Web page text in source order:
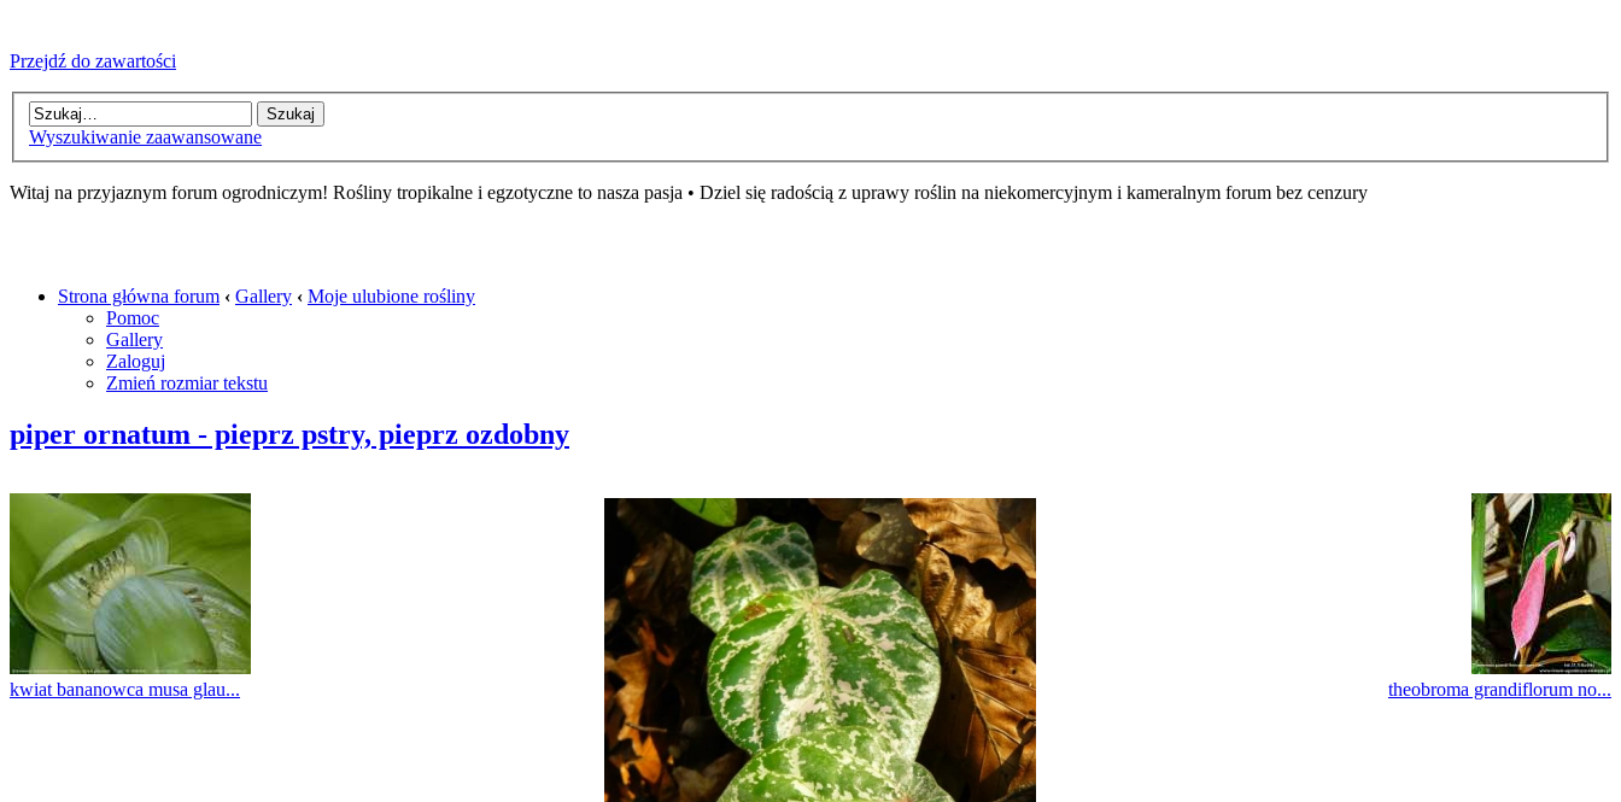
Przejdź do zawartości
Wyszukiwanie zaawansowane
Witaj na przyjaznym forum ogrodniczym! Rośliny tropikalne i egzotyczne to nasza pasja • Dziel się radością z uprawy roślin na niekomercyjnym i kameralnym forum bez cenzury
Strona główna forum ‹ Gallery ‹ Moje ulubione rośliny
Pomoc
Gallery
Zaloguj
Zmień rozmiar tekstu
piper ornatum - pieprz pstry, pieprz ozdobny
kwiat bananowca musa glau... theobroma grandiflorum no...